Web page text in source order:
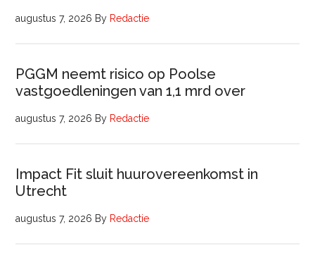
augustus 7, 2026 By Redactie
PGGM neemt risico op Poolse
vastgoedleningen van 1,1 mrd over
augustus 7, 2026 By Redactie
Impact Fit sluit huurovereenkomst in
Utrecht
augustus 7, 2026 By Redactie